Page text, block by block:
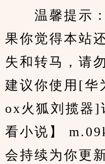
温馨提示：
果你觉得本站
失和转马，请
建议你使用[
ox火狐刘揽器]
看小说】
会持续为你更